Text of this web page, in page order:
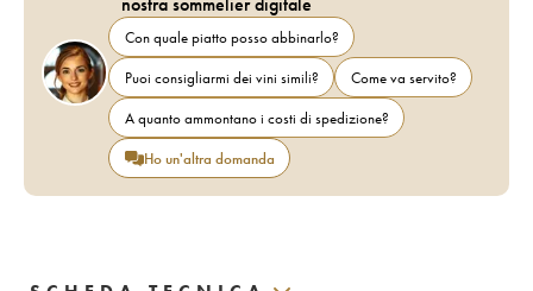
Con quale piatto posso abbinarlo?
Puoi consigliarmi dei vini simili?
Come va servito?
A quanto ammontano i costi di spedizione?
Ho un'altra domanda